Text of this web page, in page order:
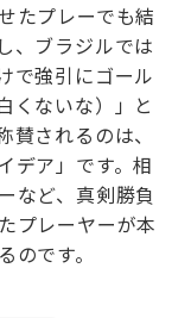
たプレーでも結
、ブラジルでは
で強引にゴール
くないな）」と
されるのは、
デア」です。相
など、真剣勝負
プレーヤーが本
です。